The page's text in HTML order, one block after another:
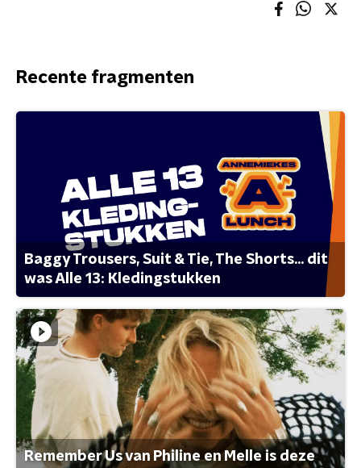
Recente fragmenten
Baggy Trousers, Suit & Tie, The Shorts... dit
was Alle 13: Kledingstukken
Remember Us van Philine en Melle is deze